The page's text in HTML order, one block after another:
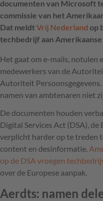
documenten van Microsoft
commissie van het
Dat meldtVrij Nederland op
techbedrijf aan
Het gaat om e-mails, notulen
medewerkers van de
Autoriteit
namen van ambtenaren niet
De documenten houden
Digital Services Act (DSA),
verplicht harder op te treden
content en desinformatie.
op de DSA vroegen
over de Europese aanpak.
Aerdts: namen